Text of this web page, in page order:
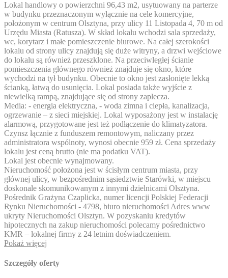
Lokal handlowy o powierzchni 96,43 m2, usytuowany na parterze
w budynku przeznaczonym wyłącznie na cele komercyjne,
położonym w centrum Olsztyna, przy ulicy 11 Listopada 4, 70 m od
Urzędu Miasta (Ratusza). W skład lokalu wchodzi sala sprzedaży,
wc, korytarz i małe pomieszczenie biurowe. Na całej szerokości
lokalu od strony ulicy znajdują się duże witryny, a drzwi wejściowe
do lokalu są również przeszklone. Na przeciwległej ścianie
pomieszczenia głównego również znajduje się okno, które
wychodzi na tył budynku. Obecnie to okno jest zasłonięte lekką
ścianką, łatwą do usunięcia. Lokal posiada także wyjście z
niewielką rampą, znajdujące się od strony zaplecza.
Media: - energia elektryczna, - woda zimna i ciepła, kanalizacja,
ogrzewanie – z sieci miejskiej. Lokal wyposażony jest w instalację
alarmową, przygotowane jest też podłączenie do klimatyzatora.
Czynsz łącznie z funduszem remontowym, naliczany przez
administratora wspólnoty, wynosi obecnie 959 zł. Cena sprzedaży
lokalu jest ceną brutto (nie ma podatku VAT).
Lokal jest obecnie wynajmowany.
Nieruchomość położona jest w ścisłym centrum miasta, przy
głównej ulicy, w bezpośrednim sąsiedztwie Starówki, w miejscu
doskonale skomunikowanym z innymi dzielnicami Olsztyna.
Pośrednik Grażyna Czaplicka, numer licencji Polskiej Federacji
Rynku Nieruchomości - 4798, biuro nieruchomości Adres www
ukryty Nieruchomości Olsztyn. W pozyskaniu kredytów
hipotecznych na zakup nieruchomości polecamy pośrednictwo
KMR – lokalnej firmy z 24 letnim doświadczeniem.
Pokaż więcej
Szczegóły oferty